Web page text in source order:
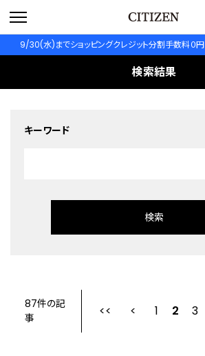
9/30(水)までショッピングクレジット分割手数料０円
検索結果
キーワード
87件の記
事
最初
1 2 3